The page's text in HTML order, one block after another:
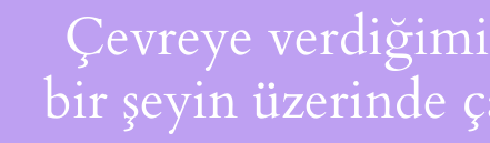
Çevreye
bir şeyin üzerinde